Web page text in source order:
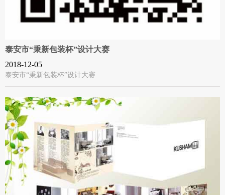
泰安市“秉新包装杯”设计大赛
2018-12-05
泰安市“秉新包装杯”设计大赛